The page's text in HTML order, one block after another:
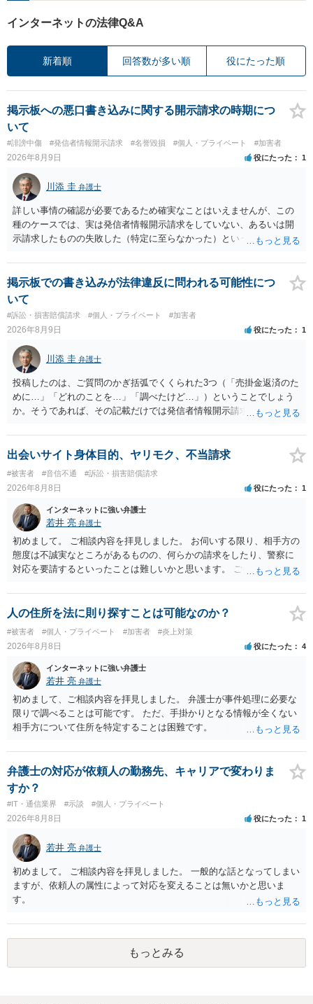
インターネットの法律Q&A
新着順 回答数が多い順 役にたった順
掲示板への悪口書き込みに関する開示請求の時期につ
いて
#誹謗中傷 #発信者情報開示請求 #名誉毀損 #個人・プライベート #加害者
2026年8月9日 役にたった 1
川添 圭 弁護士
詳しい事情の確認が必要であるため確実なことはいえませんが、この
種のケースでは、実は発信者情報開示請求をしていない、あるいは開
示請求したものの失敗した（特定に至らなかった）という事案が比較
な投稿をする場合にはなおさら）。
掲示板での書き込みが法律違反に問われる可能性につ
いて
#訴訟・損害賠償請求 #個人・プライベート #加害者
2026年8月9日 役にたった 1
川添 圭 弁護士
投稿したのは、ご質問のかぎ括弧でくくられた3つ（「売掛金返済のた
めに…」「どれのことを…」「調べたけど…」）ということでしょう
か。そうであれば、その記載だけでは発信者情報開示請求が認められ
ただ、「328が名誉毀損、偽計業務妨害、侮辱罪、ストーカー等に関す
る法律違反に該当するといわれ」とのことですので、ご質問に書かれ
ていない何らかの背景事情があれば、回答は180度変わるかもしれませ
ん。公開の場で詳細を投稿することは不適当と思われますので、弁護
士へ直接相談した方がよいでしょう。
出会いサイト身体目的、ヤリモク、不当請求
#被害者 #音信不通 #訴訟・損害賠償請求
2026年8月8日 役にたった 1
インターネットに強い弁護士
若井 亮 弁護士
初めまして。 ご相談内容を拝見しました。 お伺いする限り、相手方の
態度は不誠実なところがあるものの、何らかの請求をしたり、警察に
対応を要請するといったことは難しいかと思います。 ご参考になれば
人の住所を法に則り探すことは可能なのか？
#被害者 #個人・プライベート #加害者 #炎上対策
2026年8月8日 役にたった 4
インターネットに強い弁護士
若井 亮 弁護士
初めまして、ご相談内容を拝見しました。 弁護士が事件処理に必要な
限りで調べることは可能です。 ただ、手掛かりとなる情報が全くない
相手方について住所を特定することは困難です。
弁護士の対応が依頼人の勤務先、キャリアで変わりま
すか？
#IT・通信業界 #示談 #個人・プライベート
2026年8月8日 役にたった 1
若井 亮 弁護士
初めまして。 ご相談内容を拝見しました。 一般的な話となってしまい
ますが、依頼人の属性によって対応を変えることは無いかと思いま
す。
もっとみる